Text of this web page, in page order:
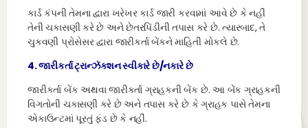
કાર્ડ કંપની તેમના દ્વારા ખરેખર કાર્ડ જારી કરવામાં આવે છે કે નહીં
તેની ચકાસણી કરે છે અને છેતરપિંડીની તપાસ કરે છે. ત્યારબાદ, તે
ચુકવણી પ્રોસેસર દ્વારા જારીકર્તા બેંકને માહિતી મોકલે છે.
4. જારીકર્તા ટ્રાન્ઝૅક્શન સ્વીકારે છે/નકારે છે
જારીકર્તા બેંક અથવા જારીકર્તા ગ્રાહકની બેંક છે. આ બેંક ગ્રાહકની
વિગતોની ચકાસણી કરે છે અને તપાસ કરે છે કે ગ્રાહક પાસે તેમના
એકાઉન્ટમાં પૂરતું ફંડ છે કે નહીં.